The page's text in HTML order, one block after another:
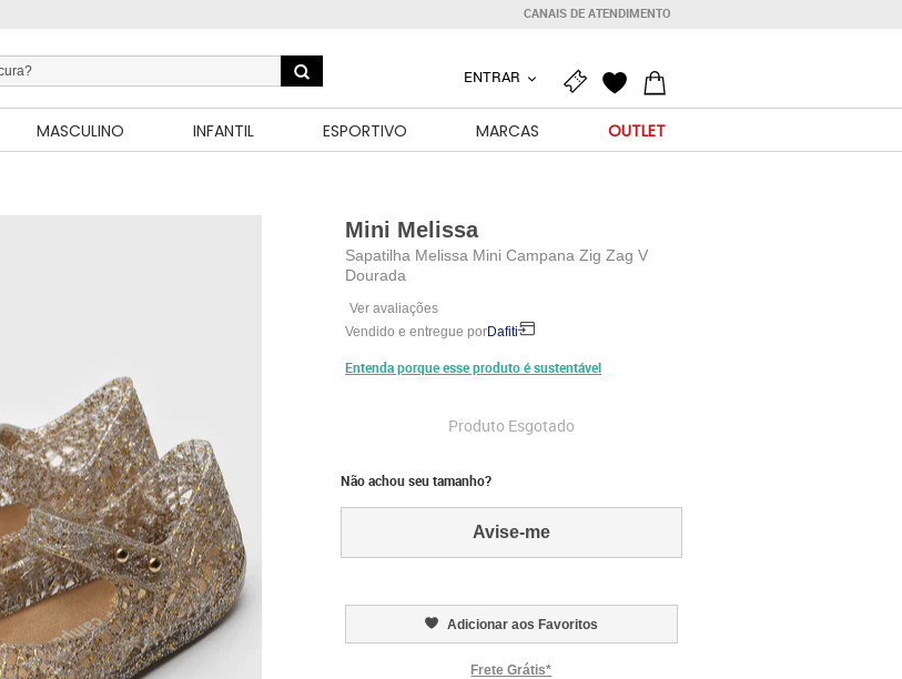
CANAIS DE ATENDIMENTO
ENTRAR
MASCULINO INFANTIL ESPORTIVO MARCAS OUTLET
Mini Melissa
Sapatilha Melissa Mini Campana Zig Zag V
Dourada
Ver avaliações
Vendido e entregue porDafiti
Entenda porque esse produto é sustentável
Produto Esgotado
Não achou seu tamanho?
Avise-me
Adicionar aos Favoritos
Frete Grátis*